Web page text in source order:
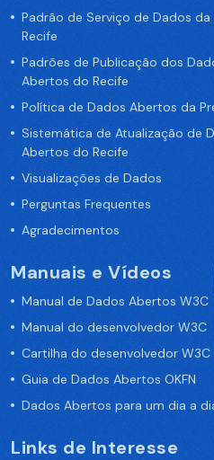
Padrão de Serviço de Dados
Recife
Padrões de Publicação dos
Abertos do Recife
Política de Dados Abertos da
Sistemática de Atualização de
Abertos do Recife
Visualizações de Dados
Perguntas Frequentes
Agradecimentos
Manuais e Vídeos
Manual de Dados Abertos W3C
Manual do desenvolvedor W3C
Cartilha do desenvolvedor W3C
Guia de Dados Abertos OKFN
Dados Abertos para um dia a
Links de Interesse